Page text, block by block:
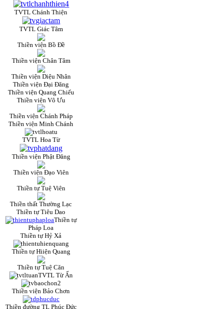
TVTL Chánh Thiện
TVTL Giác Tâm
Thiền viện Bồ Đề
Thiền viện Chân Tâm
Thiền viện Diệu Nhân
Thiền viện Đại Đăng
Thiền viện Quang Chiếu
Thiền viện Vô Ưu
Thiền viện Chánh Pháp
Thiền viện Minh Chánh
TVTL Hoa Từ
Thiền viện Phật Đăng
Thiền viện Đạo Viên
Thiền tự Tuệ Viên
Thiền thất Thường Lạc
Thiền tự Tiêu Dao
Thiền tự
Pháp Loa
Thiền tự Hỷ Xả
Thiền tự Hiiện Quang
Thiền tự Tuệ Căn
TVTL Từ Ấn
Thiền viện Bảo Chơn
Thiền đường TL Phúc Đức